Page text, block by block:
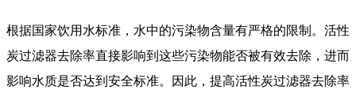
根据国家饮用水标准，水中的污染物含量有严格的限制。活性
炭过滤器去除率直接影响到这些污染物能否被有效去除，进而
影响水质是否达到安全标准。因此，提高活性炭过滤器去除率